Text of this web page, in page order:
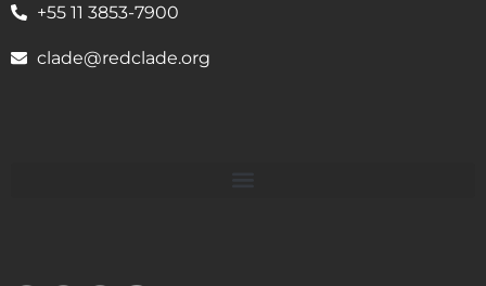
+55 11 3853-7900
clade@redclade.org